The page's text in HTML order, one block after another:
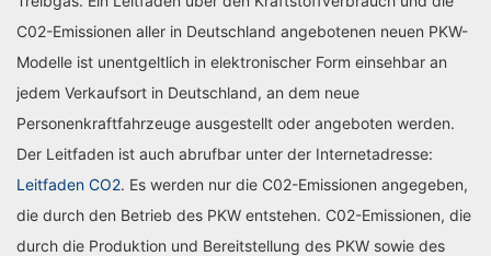
C02-Emissionen aller in Deutschland angebotenen neuen PKW-
Modelle ist unentgeltlich in elektronischer Form einsehbar an
jedem Verkaufsort in Deutschland, an dem neue
Personenkraftfahrzeuge ausgestellt oder angeboten werden.
Der Leitfaden ist auch abrufbar unter der Internetadresse:
Leitfaden CO2. Es werden nur die C02-Emissionen angegeben,
die durch den Betrieb des PKW entstehen. C02-Emissionen, die
durch die Produktion und Bereitstellung des PKW sowie des